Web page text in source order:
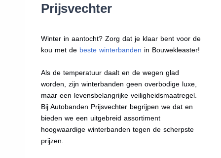
Prijsvechter
Winter in aantocht? Zorg dat je klaar bent voor de
kou met de beste winterbanden in Bouwekleaster!
Als de temperatuur daalt en de wegen glad
worden, zijn winterbanden geen overbodige luxe,
maar een levensbelangrijke veiligheidsmaatregel.
Bij Autobanden Prijsvechter begrijpen we dat en
bieden we een uitgebreid assortiment
hoogwaardige winterbanden tegen de scherpste
prijzen.